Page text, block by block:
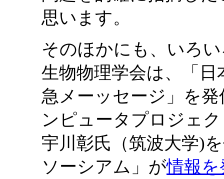
思います。
そのほかにも、いろ
生物物理学会は、「
急メーッセージ」を
ンピュータプロジェ
宇川彰氏（筑波大学)
ソーシアム」が情報を